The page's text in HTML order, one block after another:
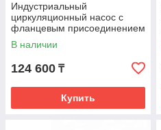
Индустриальный
циркуляционный насос с
фланцевым присоединением
ALTECO PH 50/750 F
В наличии
124 600 ₸
Купить